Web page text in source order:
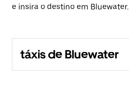
e insira o destino em Bluewater.
táxis de Bluewater